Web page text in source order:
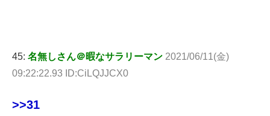
45: 名無しさん＠暇なサラリーマン 2021/06/11(金)
09:22:22.93 ID:CiLQJJCX0
>>31